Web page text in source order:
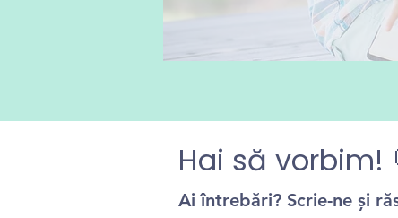
Hai să vorbim!
Ai întrebări? Scrie-ne și